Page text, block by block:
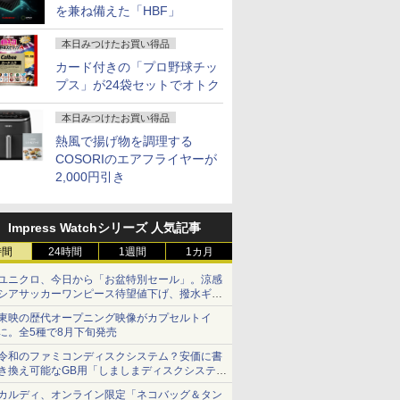
を兼ね備えた「HBF」
本日みつけたお買い得品
カード付きの「プロ野球チッ
プス」が24袋セットでオトク
本日みつけたお買い得品
熱風で揚げ物を調理する
COSORIのエアフライヤーが
2,000円引き
Impress Watchシリーズ 人気記事
24時間 1週間 1カ月
ニクロ、今日から「お盆特別セール」。涼感
アサッカーワンピース待望値下げ、撥水ギア
ョーツは1990円に
映の歴代オープニング映像がカプセルトイ
。全5種で8月下旬発売
和のファミコンディスクシステム？安価に書
換え可能なGB用「しましまディスクシステ
」
ルディ、オンライン限定「ネコバッグ＆タン